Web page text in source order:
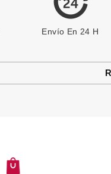
Envío En 24 H